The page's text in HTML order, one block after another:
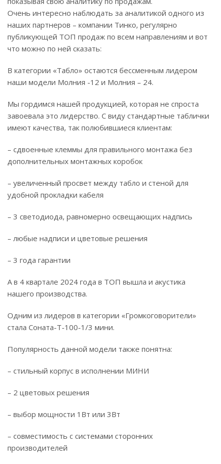
Очень интересно наблюдать за аналитикой одного из
наших партнеров – компании Тинко, регулярно
публикующей ТОП продаж по всем направлениям и вот
что можно по ней сказать:
В категории «Табло» остаются бессменным лидером
наши модели Молния -12 и Молния – 24.
Мы гордимся нашей продукцией, которая не спроста
завоевала это лидерство. С виду стандартные таблички
имеют качества, так полюбившиеся клиентам:
– сдвоенные клеммы для правильного монтажа без
дополнительных монтажных коробок
– увеличенный просвет между табло и стеной для
удобной прокладки кабеля
– 3 светодиода, равномерно освещающих надпись
– любые надписи и цветовые решения
– 3 года гарантии
А в 4 квартале 2024 года в ТОП вышла и акустика
нашего производства.
Одним из лидеров в категории «Громкоговорители»
стала Соната-Т-100-1/3 мини.
Популярность данной модели также понятна:
– стильный корпус в исполнении МИНИ
– 2 цветовых решения
– выбор мощности 1Вт или 3Вт
– совместимость с системами сторонних
производителей